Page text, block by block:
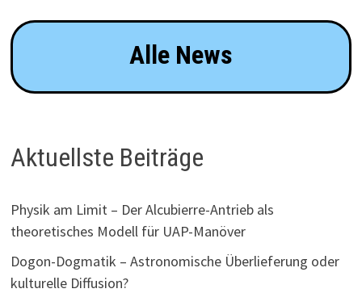
Alle News
Aktuellste Beiträge
Physik am Limit – Der Alcubierre-Antrieb als
theoretisches Modell für UAP-Manöver
Dogon-Dogmatik – Astronomische Überlieferung oder
kulturelle Diffusion?